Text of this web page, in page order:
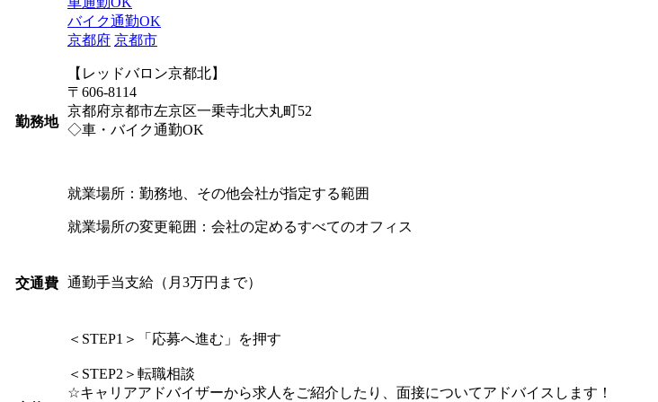
勤務地
バイク通勤OK
京都府 京都市
【レッドバロン京都北】
〒606-8114
京都府京都市左京区一乗寺北大丸町52
◇車・バイク通勤OK
就業場所：勤務地、その他会社が指定する範囲
就業場所の変更範囲：会社の定めるすべてのオフィス
交通費 通勤手当支給（月3万円まで）
＜STEP1＞「応募へ進む」を押す
＜STEP2＞転職相談
☆キャリアアドバイザーから求人をご紹介したり、面接についてアドバイスします！